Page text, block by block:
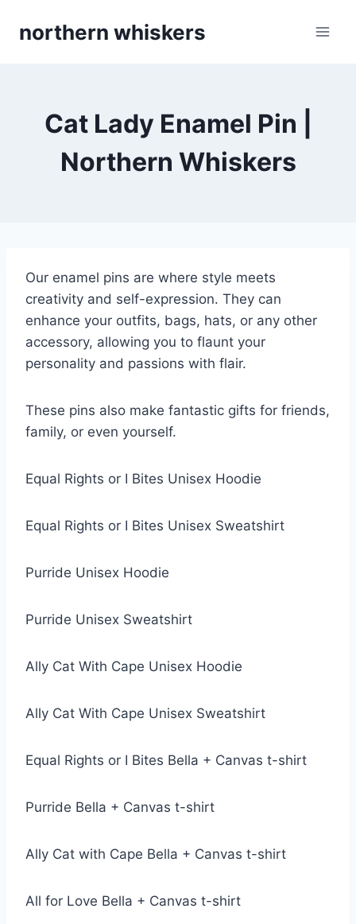
northern whiskers
Cat Lady Enamel Pin |
Northern Whiskers
Our enamel pins are where style meets
creativity and self-expression. They can
enhance your outfits, bags, hats, or any other
accessory, allowing you to flaunt your
personality and passions with flair.
These pins also make fantastic gifts for friends,
family, or even yourself.
Equal Rights or I Bites Unisex Hoodie
Equal Rights or I Bites Unisex Sweatshirt
Purride Unisex Hoodie
Purride Unisex Sweatshirt
Ally Cat With Cape Unisex Hoodie
Ally Cat With Cape Unisex Sweatshirt
Equal Rights or I Bites Bella + Canvas t-shirt
Purride Bella + Canvas t-shirt
Ally Cat with Cape Bella + Canvas t-shirt
All for Love Bella + Canvas t-shirt